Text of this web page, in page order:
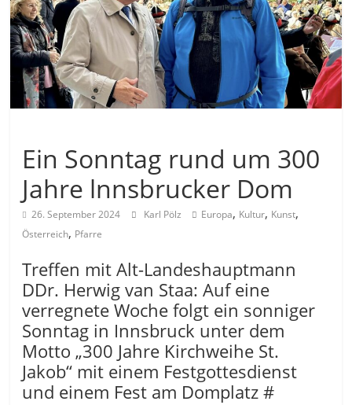
Ein Sonntag rund um 300
Jahre lnnsbrucker Dom
26. September 2024 Karl Pölz Europa, Kultur, Kunst,
Österreich, Pfarre
Treffen mit Alt-Landeshauptmann
DDr. Herwig van Staa: Auf eine
verregnete Woche folgt ein sonniger
Sonntag in Innsbruck unter dem
Motto „300 Jahre Kirchweihe St.
Jakob“ mit einem Festgottesdienst
und einem Fest am Domplatz #